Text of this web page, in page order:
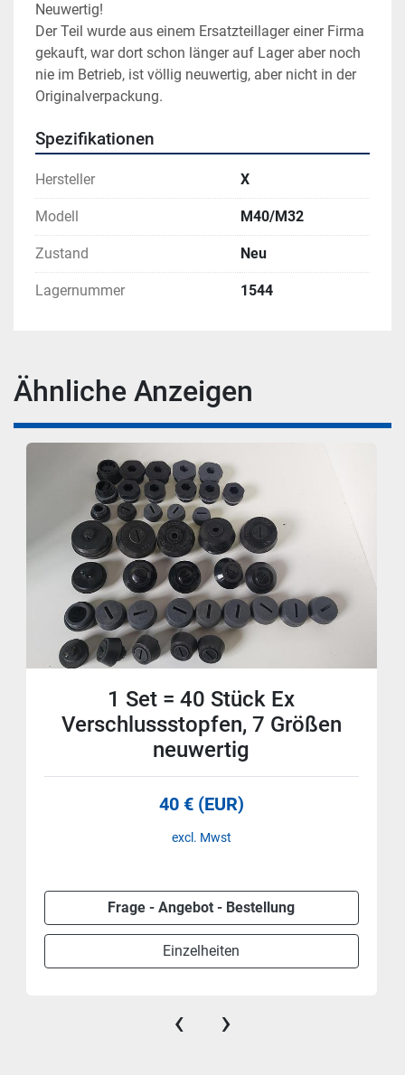
Neuwertig!
Der Teil wurde aus einem Ersatzteillager einer Firma
gekauft, war dort schon länger auf Lager aber noch
nie im Betrieb, ist völlig neuwertig, aber nicht in der
Originalverpackung.
Spezifikationen
Hersteller X
Modell M40/M32
Zustand Neu
Lagernummer 1544
Ähnliche Anzeigen
1 Set = 40 Stück Ex
Verschlussstopfen, 7 Größen
neuwertig
40 € (EUR)
excl. Mwst
Frage - Angebot - Bestellung
Einzelheiten
‹ ›